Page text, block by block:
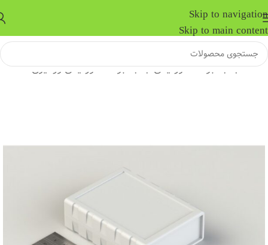
Skip to navigation
Skip to main content
خانه/جعبه برد الکترونیکی/جعبه برد الکترونیکی رومیزی